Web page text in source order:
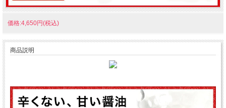
価格:4,650円(税込)
商品説明